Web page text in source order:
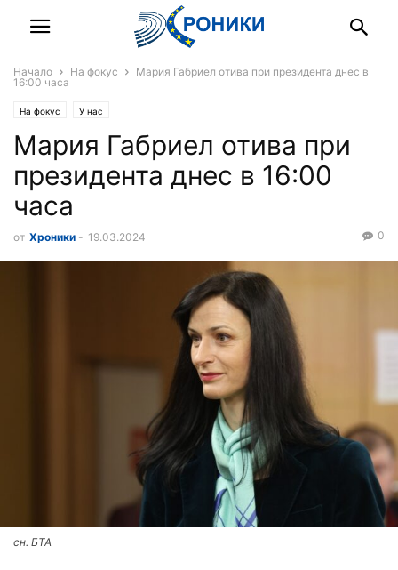
Начало На фокус
Мария Габриел отива при президента днес в
16:00 часа
На фокус У нас
Мария Габриел отива при
президента днес в 16:00
часа
от Хроники - 19.03.2024 0
сн. БТА